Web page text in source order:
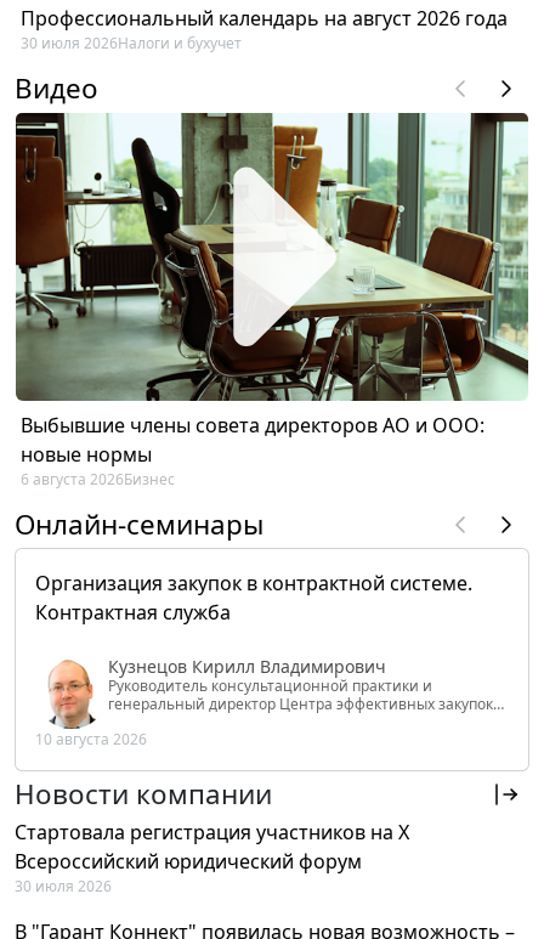
Профессиональный календарь на август 2026 года
30 июля 2026Налоги и бухучет
Видео
Выбывшие члены совета директоров АО и ООО:
новые нормы
6 августа 2026Бизнес
Онлайн-семинары
Организация закупок в контрактной системе.
Контрактная служба
Кузнецов Кирилл Владимирович
Руководитель консультационной практики и
генеральный директор Центра эффективных закупок
РФ
10 августа 2026
Новости компании
Стартовала регистрация участников на X
Всероссийский юридический форум
30 июля 2026
В "Гарант Коннект" появилась новая возможность –